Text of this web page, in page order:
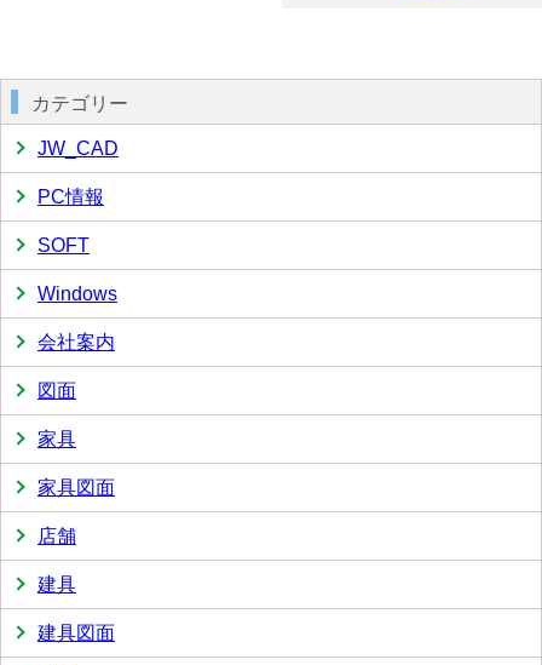
カテゴリー
JW_CAD
PC情報
SOFT
Windows
会社案内
図面
家具
家具図面
店舗
建具
建具図面